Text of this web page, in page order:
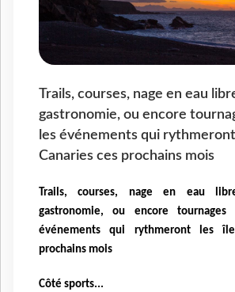
Trails, courses, nage en eau
gastronomie, ou encore
les événements qui
Canaries ces prochains mois
Trails, courses, nage en eau
gastronomie, ou encore
événements qui rythmeront les
prochains mois
Côté sports...